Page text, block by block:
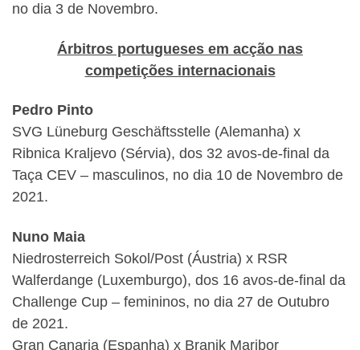
no dia 3 de Novembro.
Árbitros portugueses em acção nas
competições internacionais
Pedro Pinto
SVG Lüneburg Geschäftsstelle (Alemanha) x
Ribnica Kraljevo (Sérvia), dos 32 avos-de-final da
Taça CEV – masculinos, no dia 10 de Novembro de
2021.
Nuno Maia
Niedrosterreich Sokol/Post (Áustria) x RSR
Walferdange (Luxemburgo), dos 16 avos-de-final da
Challenge Cup – femininos, no dia 27 de Outubro
de 2021.
Gran Canaria (Espanha) x Branik Maribor